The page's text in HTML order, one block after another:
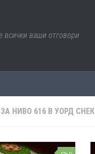
всички ваши отговори
НИВО 616 В УОРД СНЕК